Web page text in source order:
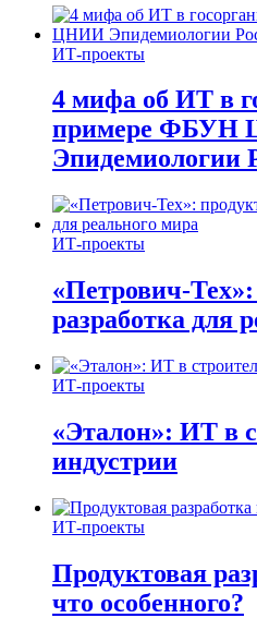
ИТ-проекты
4 мифа об ИТ в
примере ФБУН
Эпидемиологии
ИТ-проекты
«Петрович-
разработка для
ИТ-проекты
«Эталон»: ИТ в
индустрии
ИТ-проекты
Продуктовая
что особенного?